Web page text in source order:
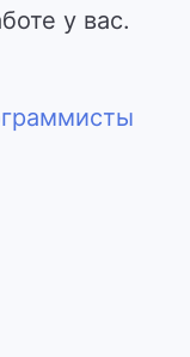
у вас.